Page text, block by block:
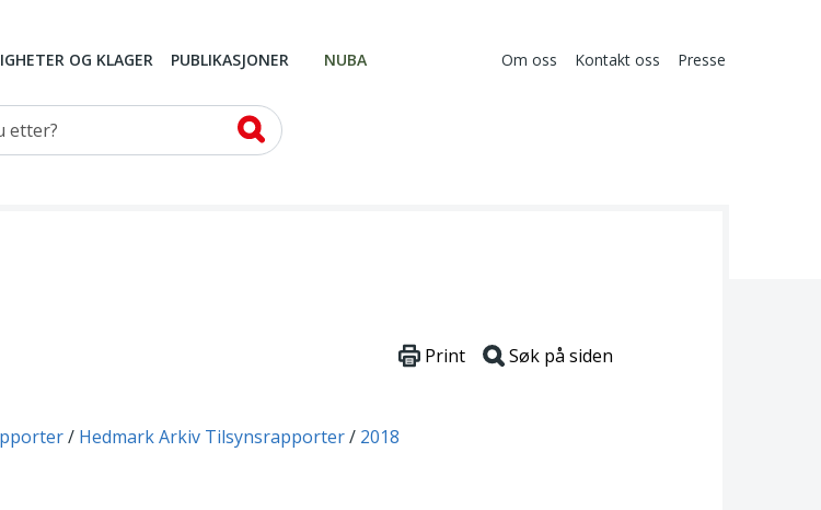
OG KLAGER PUBLIKASJONER NUBA Om oss Kontakt oss Presse
Hedmark Arkiv Tilsynsrapporter 2018
Print Søk på siden